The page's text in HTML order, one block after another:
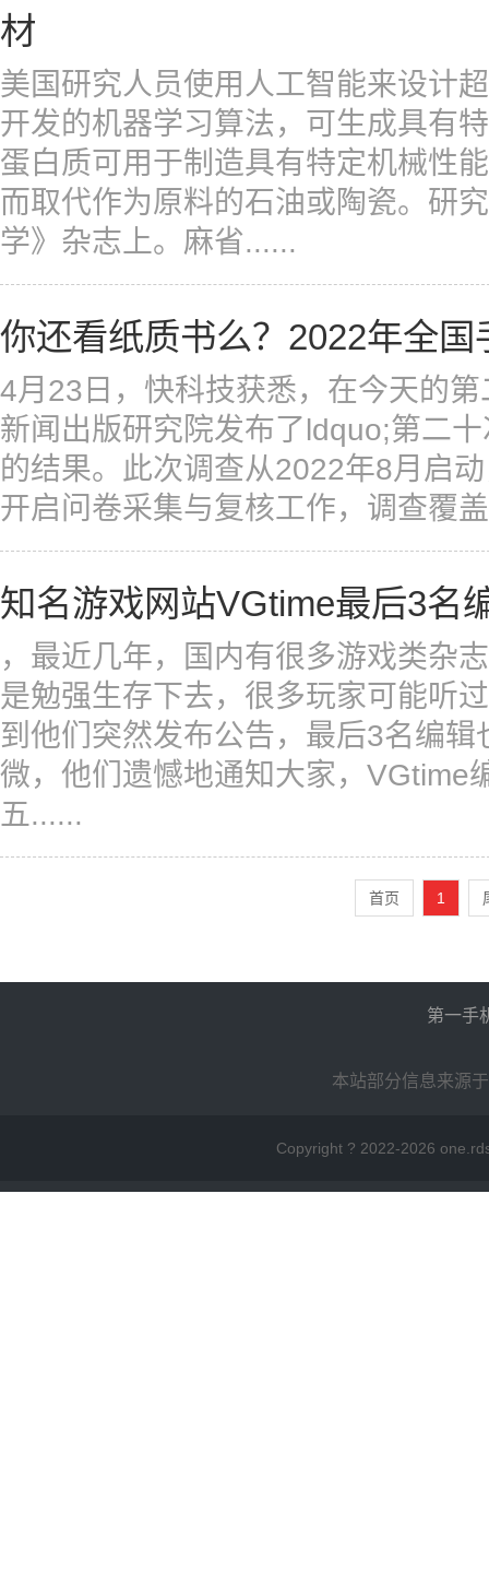
材
美国研究人员使用人工智能来设计
开发的机器学习算法，可生成具有
蛋白质可用于制造具有特定机械性
而取代作为原料的石油或陶瓷。研
学》杂志上。麻省......
你还看纸质书么？2022年全
4月23日，快科技获悉，在今天的
新闻出版研究院发布了ldquo;第二
的结果。此次调查从2022年8月启
开启问卷采集与复核工作，调查覆
知名游戏网站VGtime最后3名
，最近几年，国内有很多游戏类杂
是勉强生存下去，很多玩家可能听
到他们突然发布公告，最后3名编
微，他们遗憾地通知大家，VGtime
五......
首页 1
第一手
本站部分信息来源
Copyright ? 2022-2026